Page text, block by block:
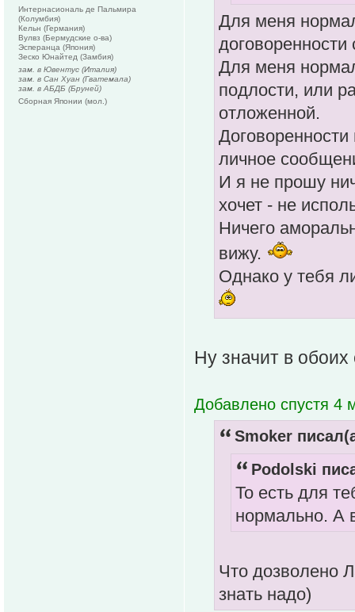
Для меня
Для меня
подлости, или
отложенной.
личное
И я не прошу
хочет - не
Ничего
вижу.
Однако у тебя
Ну значит в обоих
Добавлено спустя 4
Smoker
Podolski
То есть для
нормально. А
Что дозволено
знать надо)
Интернасиональ де Пальмира
(Колумбия)
Кельн (Германия)
Вулвз (Бермудские о-ва)
Эсперанца (Япония)
Зеско Юнайтед (Замбия)
зам. в Ювентус (Италия)
зам. в Сан Хуан (Гватемала)
зам. в АБДБ (Бруней)
Сборная Японии (мол.)